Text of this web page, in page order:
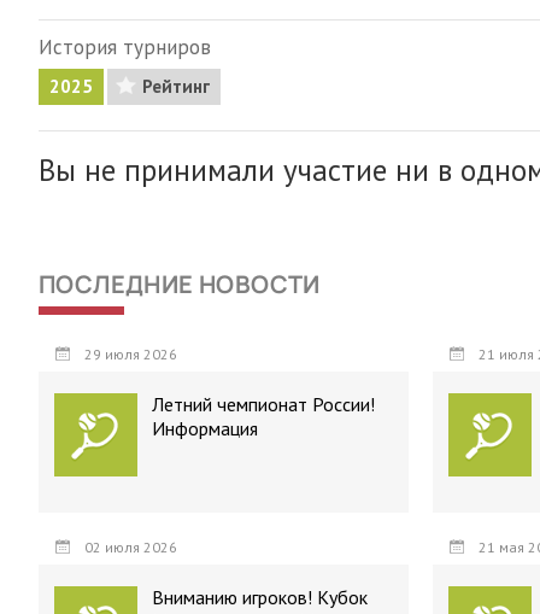
История турниров
2025 Рейтинг
Вы не принимали участие ни в
ПОСЛЕДНИЕ НОВОСТИ
29 июля 2026
Летний чемпионат России!
Информация
21 июля
02 июля 2026
Вниманию игроков! Кубок
21 мая